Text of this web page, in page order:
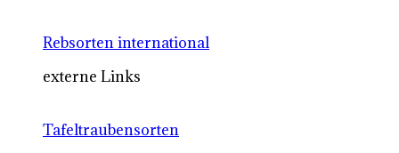
Rebsorten international
externe Links
Tafeltraubensorten